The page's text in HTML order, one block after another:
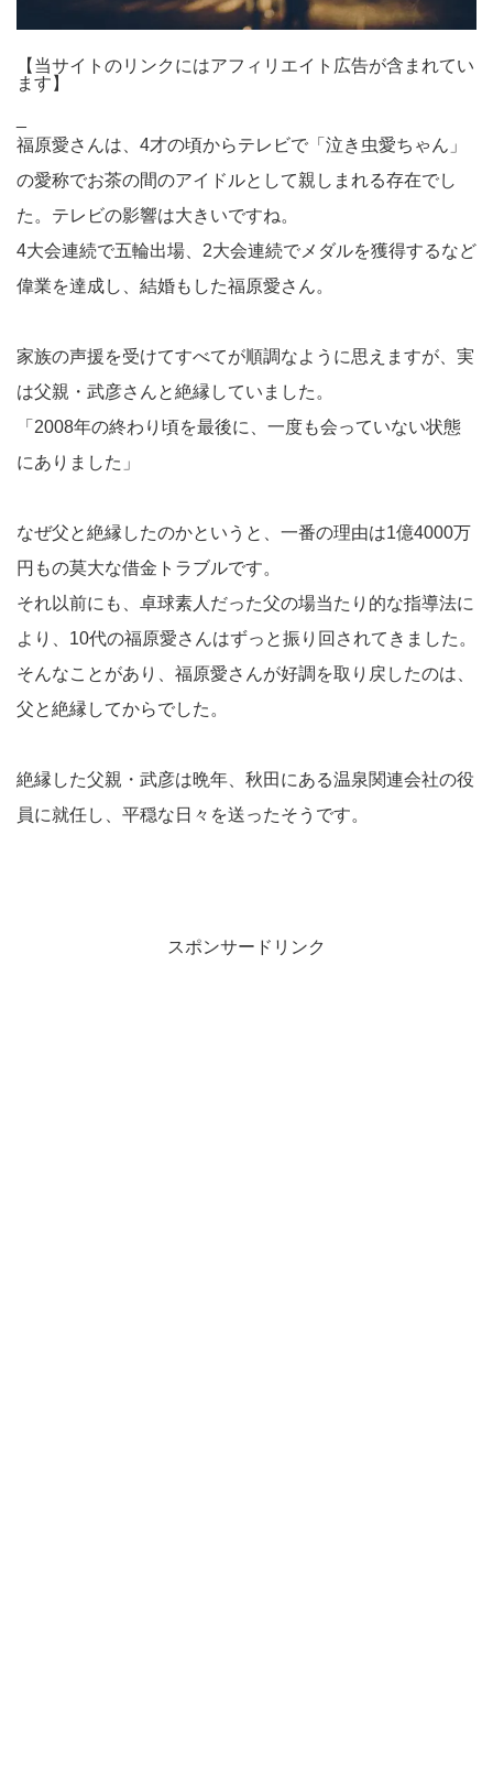
【当サイトのリンクにはアフィリエイト広告が含まれてい
ます】
福原愛さんは、4才の頃からテレビで「泣き虫愛ちゃん」
の愛称でお茶の間のアイドルとして親しまれる存在でし
た。テレビの影響は大きいですね。
4大会連続で五輪出場、2大会連続でメダルを獲得するなど
偉業を達成し、結婚もした福原愛さん。
家族の声援を受けてすべてが順調なように思えますが、実
は父親・武彦さんと絶縁していました。
「2008年の終わり頃を最後に、一度も会っていない状態
にありました」
なぜ父と絶縁したのかというと、一番の理由は1億4000万
円もの莫大な借金トラブルです。
それ以前にも、卓球素人だった父の場当たり的な指導法に
より、10代の福原愛さんはずっと振り回されてきました。
そんなことがあり、福原愛さんが好調を取り戻したのは、
父と絶縁してからでした。
絶縁した父親・武彦は晩年、秋田にある温泉関連会社の役
員に就任し、平穏な日々を送ったそうです。
スポンサードリンク